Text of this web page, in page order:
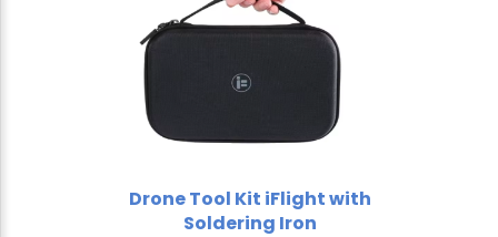
Drone Tool Kit iFlight with
Soldering Iron